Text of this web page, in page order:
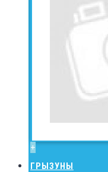
+
ГРЫЗУНЫ